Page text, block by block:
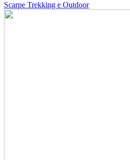
Scarpe Trekking e Outdoor